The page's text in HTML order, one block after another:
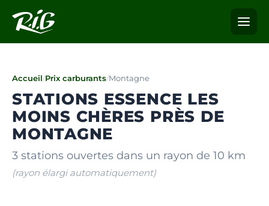
Accueil/Prix carburants/Montagne
STATIONS ESSENCE LES
MOINS CHÈRES PRÈS DE
MONTAGNE
3 stations ouvertes dans un rayon de 10 km
(rayon élargi automatiquement)